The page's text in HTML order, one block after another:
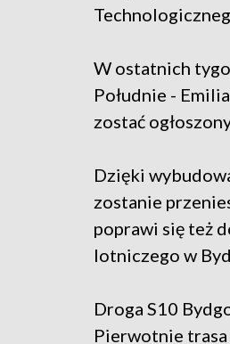
W ostatnich
Południe -
zostać
Dzięki
zostanie
poprawi się też
lotniczego w
Droga S10
Pierwotnie trasa